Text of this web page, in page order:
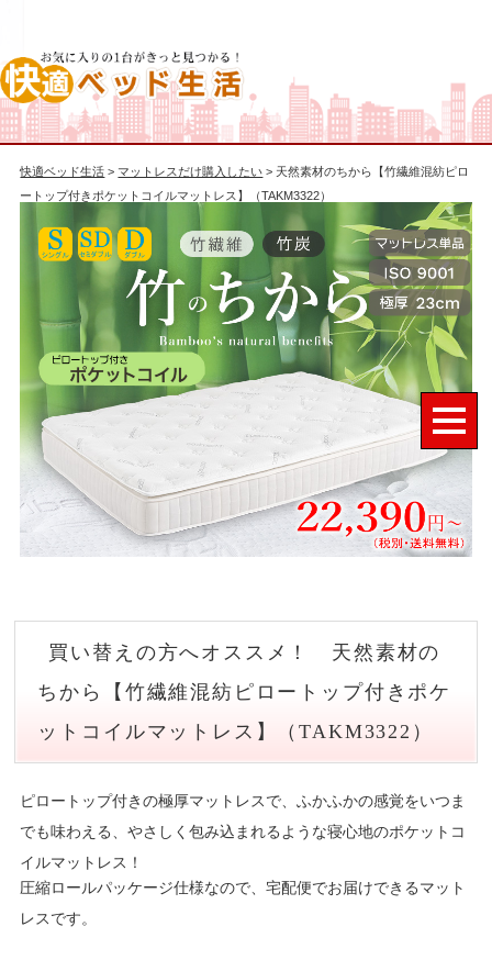
快適ベッド生活 > マットレスだけ購入したい > 天然素材のちから【竹繊維混紡ピロ
ートップ付きポケットコイルマットレス】（TAKM3322）
買い替えの方へオススメ！ 天然素材の
ちから【竹繊維混紡ピロートップ付きポケ
ットコイルマットレス】（TAKM3322）
ピロートップ付きの極厚マットレスで、ふかふかの感覚をいつま
でも味わえる、やさしく包み込まれるような寝心地のポケットコ
イルマットレス！
圧縮ロールパッケージ仕様なので、宅配便でお届けできるマット
レスです。